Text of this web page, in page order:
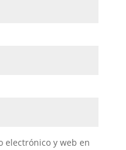
electrónico y web en